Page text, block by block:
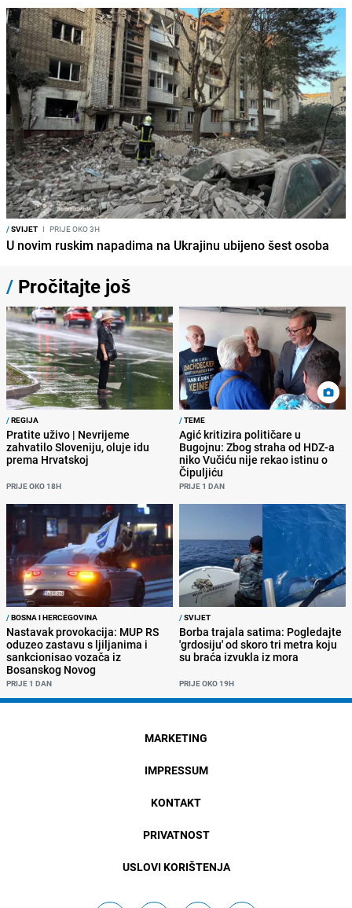
/SVIJET I PRIJE OKO 3H
U novim ruskim napadima na Ukrajinu ubijeno šest osoba
/ Pročitajte još
/REGIJA
Pratite uživo | Nevrijeme
zahvatilo Sloveniju, oluje idu
prema Hrvatskoj
PRIJE OKO 18H
/TEME
Agić kritizira političare u
Bugojnu: Zbog straha od HDZ-a
niko Vučiću nije rekao istinu o
Čipuljiću
PRIJE 1 DAN
/BOSNA I HERCEGOVINA
Nastavak provokacija: MUP RS
oduzeo zastavu s ljiljanima i
sankcionisao vozača iz
Bosanskog Novog
PRIJE 1 DAN
/SVIJET
Borba trajala satima: Pogledajte
'grdosiju' od skoro tri metra koju
su braća izvukla iz mora
PRIJE OKO 19H
MARKETING
IMPRESSUM
KONTAKT
PRIVATNOST
USLOVI KORIŠTENJA